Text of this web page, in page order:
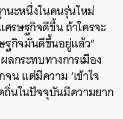
นะหนึ่งในคนรุ่นใหม่
รษฐกิจดีขึ้น ถ้าใครจะ
ฐกิจมันดีขึ้นอยู่แล้ว”
ลกระทบทางการเมือง
น แต่มีความ ‘เข้าใจ
ถิ่นในปัจจุบันมีความยาก